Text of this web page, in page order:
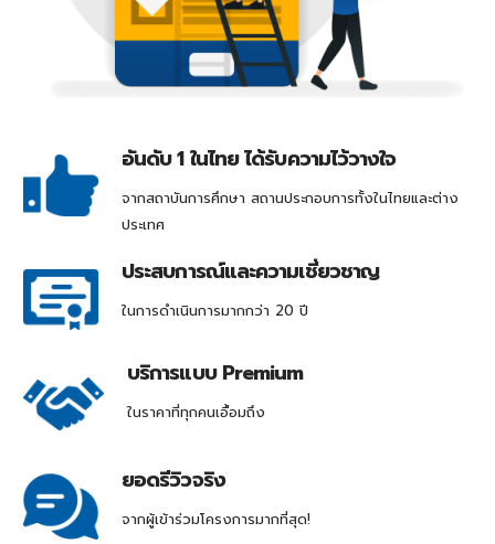
อันดับ 1 ในไทย ได้รับความไว้วางใจ
จากสถาบันการศึกษา สถานประกอบการทั้งในไทยและต่าง
ประเทศ
ประสบการณ์และความเชี่ยวชาญ
ในการดำเนินการมากกว่า 20 ปี
บริการแบบ Premium
ในราคาที่ทุกคนเอื้อมถึง
ยอดรีวิวจริง
จากผู้เข้าร่วมโครงการมากที่สุด!